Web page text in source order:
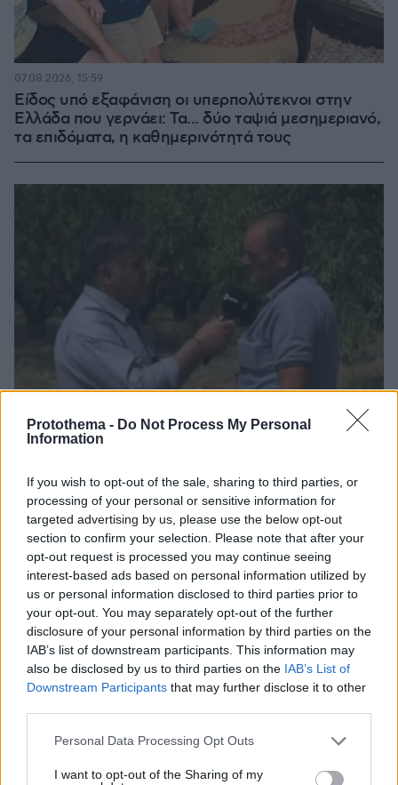
Protothema - Do Not Process My Personal
Information
If you wish to opt-out of the sale, sharing to third parties, or
processing of your personal or sensitive information for
targeted advertising by us, please use the below opt-out
section to confirm your selection. Please note that after your
opt-out request is processed you may continue seeing
interest-based ads based on personal information utilized by
us or personal information disclosed to third parties prior to
your opt-out. You may separately opt-out of the further
disclosure of your personal information by third parties on the
IAB’s list of downstream participants. This information may
also be disclosed by us to third parties on the IAB’s List of
Downstream Participants that may further disclose it to other
Please note that this website/app uses one or more Google
not limited to your visit or usage behaviour. You may click to
Personal Data Processing Opt Outs
I want to opt-out of the Sharing of my
Είδος υπό εξαφάνιση οι υπερπολύτεκνοι στην
Ελλάδα που γερνάει: Τα... δύο ταψιά μεσημεριανό,
τα επιδόματα, η καθημερινότητά τους
07.08.2026, 15:59
«Τα έχω χάσει όλα»: Συντετριμμένος ο πατέρας
και σύζυγος των θυμάτων στο τροχαίο στις
Σέρρες
07.08.2026, 14:57